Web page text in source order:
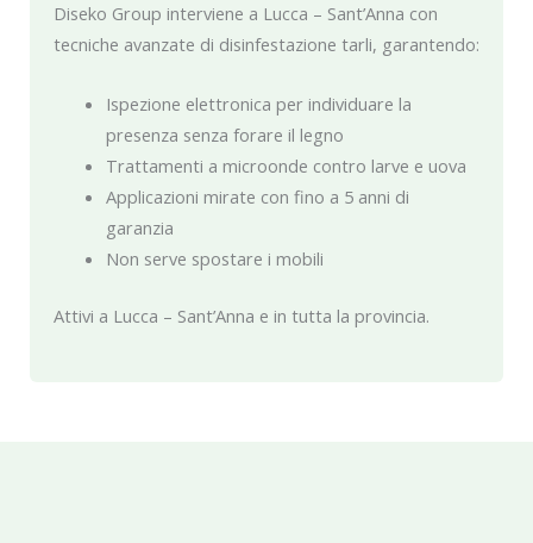
Diseko Group interviene a Lucca – Sant’Anna con
tecniche avanzate di disinfestazione tarli, garantendo:
Ispezione elettronica per individuare la
presenza senza forare il legno
Trattamenti a microonde contro larve e uova
Applicazioni mirate con fino a 5 anni di
garanzia
Non serve spostare i mobili
Attivi a Lucca – Sant’Anna e in tutta la provincia.